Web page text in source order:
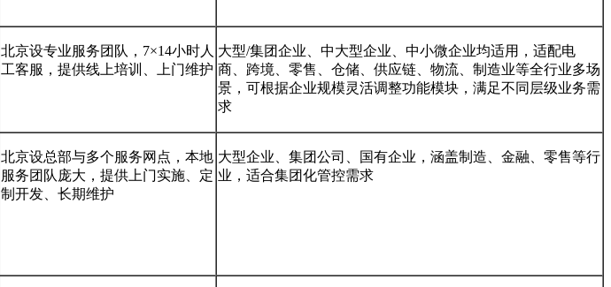
北京设专业服务团队，7×14小时人
工客服，提供线上培训、上门维护
大型/集团企业、中大型企业、中小微企业均适用，适配电
商、跨境、零售、仓储、供应链、物流、制造业等全行业多场
景，可根据企业规模灵活调整功能模块，满足不同层级业务需
求
北京设总部与多个服务网点，本地
服务团队庞大，提供上门实施、定
制开发、长期维护
大型企业、集团公司、国有企业，涵盖制造、金融、零售等行
业，适合集团化管控需求